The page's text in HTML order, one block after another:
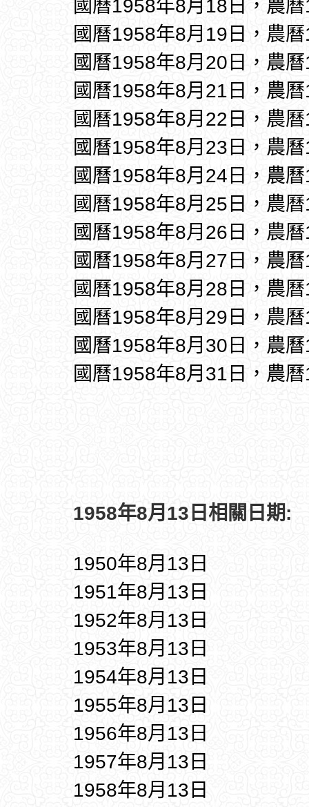
國曆1958年8月18日，農
國曆1958年8月19日，農
國曆1958年8月20日，農
國曆1958年8月21日，農
國曆1958年8月22日，農
國曆1958年8月23日，農
國曆1958年8月24日，農
國曆1958年8月25日，農
國曆1958年8月26日，農
國曆1958年8月27日，農
國曆1958年8月28日，農
國曆1958年8月29日，農
國曆1958年8月30日，農
國曆1958年8月31日，農
1958年8月13日相關日期:
1950年8月13日
1951年8月13日
1952年8月13日
1953年8月13日
1954年8月13日
1955年8月13日
1956年8月13日
1957年8月13日
1958年8月13日